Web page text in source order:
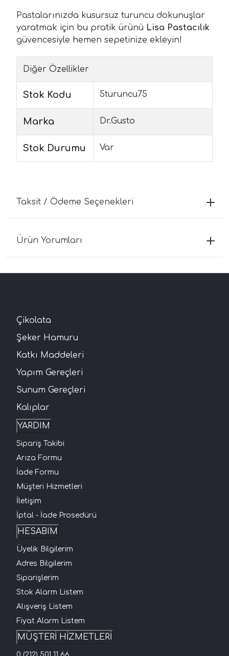
Pastalarınızda kusursuz turuncu dokunuşlar
yaratmak için bu pratik ürünü Lisa Pastacılık
güvencesiyle hemen sepetinize ekleyin!
Diğer Özellikler
Stok Kodu 5turuncu75
Marka Dr.Gusto
Stok Durumu Var
Taksit / Ödeme Seçenekleri
Ürün Yorumları
Çikolata
Şeker Hamuru
Katkı Maddeleri
Yapım Gereçleri
Sunum Gereçleri
Kalıplar
YARDIM
Sipariş Takibi
Arıza Formu
İade Formu
Müşteri Hizmetleri
İletişim
İptal - İade Prosedürü
HESABIM
Üyelik Bilgilerim
Adres Bilgilerim
Siparişlerim
Stok Alarm Listem
Alışveriş Listem
Fiyat Alarm Listem
MÜŞTERİ HİZMETLERİ